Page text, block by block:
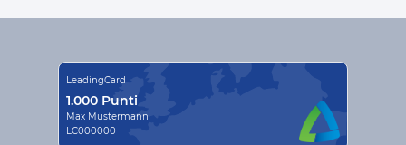
LeadingCard
1.000 Punti
Max Mustermann
LC000000